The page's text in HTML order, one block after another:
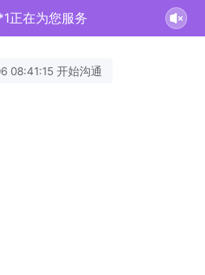
正在为您服务
08:41:15 开始沟通